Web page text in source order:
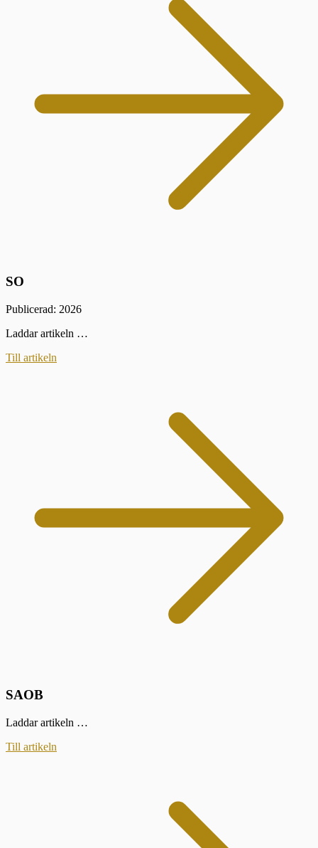
SO
Publicerad: 2026
Laddar artikeln …
Till artikeln
SAOB
Laddar artikeln …
Till artikeln